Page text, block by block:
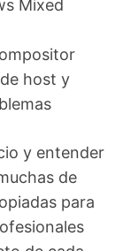
Mixed
host y
y entender
de
para